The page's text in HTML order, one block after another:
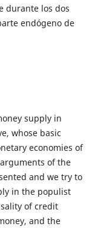
durante los dos
endógeno de
supply in
whose basic
economies of
of the
and we try to
in the populist
of credit
and the